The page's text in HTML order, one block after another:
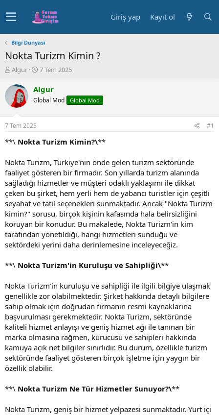
Giriş yap Kayıt ol
Bilgi Dünyası
Nokta Turizm Kimin ?
K
n
u
y
b
a
ş
t
a
n
Algur
B
ş
a
ç
r
i
h
i
7 Tem 2025
Algur
Global Mod Global Mod
7 Tem 2025 #1
**\ Nokta Turizm Kimin?\**
Nokta Turizm, Türkiye'nin önde gelen turizm sektöründe
faaliyet gösteren bir firmadır. Son yıllarda turizm alanında
sağladığı hizmetler ve müşteri odaklı yaklaşımı ile dikkat
çeken bu şirket, hem yerli hem de yabancı turistler için çeşitli
seyahat ve tatil seçenekleri sunmaktadır. Ancak "Nokta Turizm
kimin?" sorusu, birçok kişinin kafasında hala belirsizliğini
koruyan bir konudur. Bu makalede, Nokta Turizm'in kim
tarafından yönetildiği, hangi hizmetleri sunduğu ve
sektördeki yerini daha derinlemesine inceleyeceğiz.
**\ Nokta Turizm'in Kuruluşu ve Sahipliği\**
Nokta Turizm'in kuruluşu ve sahipliği ile ilgili bilgiye ulaşmak
genellikle zor olabilmektedir. Şirket hakkında detaylı bilgilere
sahip olmak için doğrudan firmanın resmi kaynaklarına
başvurulması gerekmektedir. Nokta Turizm, sektöründe
kaliteli hizmet anlayışı ve geniş hizmet ağı ile tanınan bir
marka olmasına rağmen, kurucusu ve sahipleri hakkında
kamuya açık net bilgiler sınırlıdır. Bu durum, özellikle turizm
sektöründe faaliyet gösteren birçok işletme için yaygın bir
özellik olabilir.
**\ Nokta Turizm Ne Tür Hizmetler Sunuyor?\**
Nokta Turizm, geniş bir hizmet yelpazesi sunmaktadır. Yurt içi